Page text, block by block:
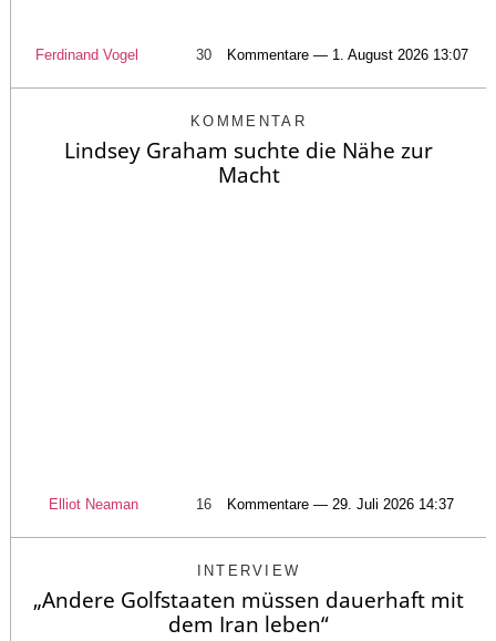
Ferdinand Vogel 30 Kommentare — 1. August 2026 13:07
KOMMENTAR
Lindsey Graham suchte die Nähe zur
Macht
Elliot Neaman 16 Kommentare — 29. Juli 2026 14:37
INTERVIEW
„Andere Golfstaaten müssen dauerhaft mit
dem Iran leben“